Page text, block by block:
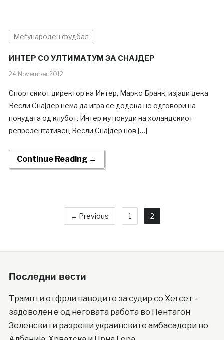
Меѓународен фудбал
ИНТЕР СО УЛТИМАТУМ ЗА СНАЈДЕР
24.November.2012
Спортскиот директор на Интер, Марко Бранк, изјави дека
Весли Снајдер нема да игра се додека не одговори на
понудата од клубот. Интер му понуди на холандскиот
репрезентативец Весли Снајдер нов […]
Continue Reading →
← Previous 1 2
Последни вести
Трамп ги отфрли наводите за судир со Хегсет –
задоволен е од неговата работа во Пентагон
Зеленски ги разреши украинските амбасадори во